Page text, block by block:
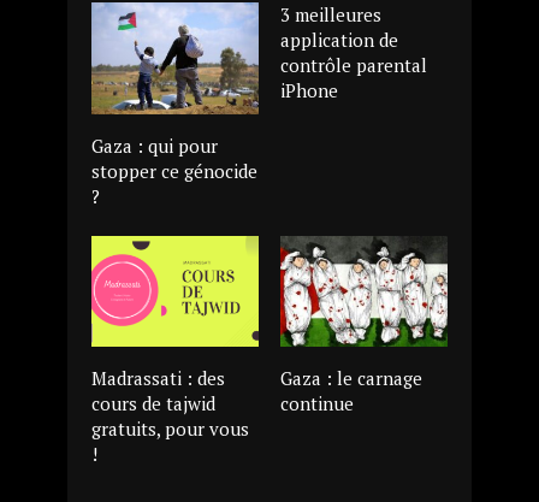
Gaza : qui pour
stopper ce génocide
?
3 meilleures
application de
contrôle parental
iPhone
Madrassati : des
cours de tajwid
gratuits, pour vous
!
Gaza : le carnage
continue